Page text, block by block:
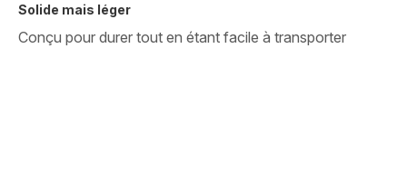
Solide mais léger
Conçu pour durer tout en étant facile à transporter